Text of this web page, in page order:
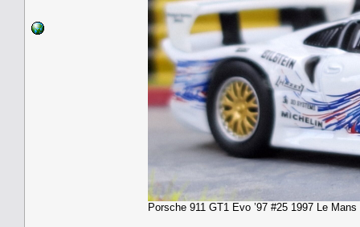
Porsche 911 GT1 Evo ’97 #25 1997 Le